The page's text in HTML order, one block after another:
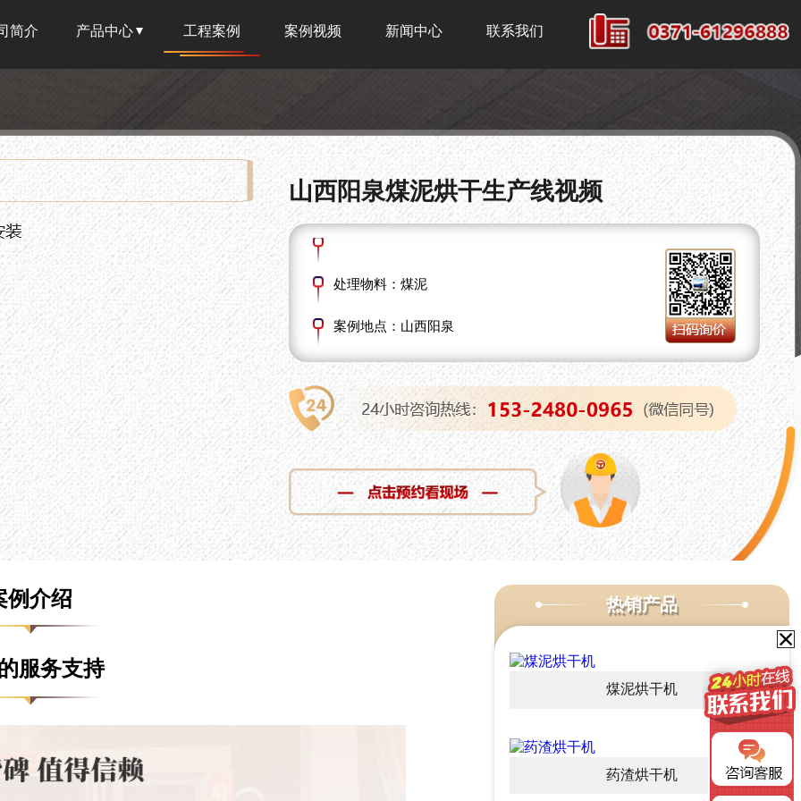
简介 产品中心 工程案例 案例视频 新闻中心 联系我们
山西阳泉煤泥烘干生产线视频
处理物料：煤泥
案例地点：山西阳泉
例介绍
服务支持
热销产品
煤泥烘干机
药渣烘干机